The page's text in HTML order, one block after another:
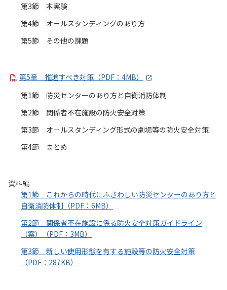
第3節 本実験
第4節 オールスタンディングのあり方
第5節 その他の課題
第5章 推進すべき対策（PDF：4MB）
第1節 防災センターのあり方と自衛消防体制
第2節 関係者不在施設の防火安全対策
第3節 オールスタンディング形式の劇場等の防火安全対策
第4節 まとめ
資料編
第1節 これからの時代にふさわしい防災センターのあり方と
自衛消防体制（PDF：6MB）
第2節 関係者不在施設に係る防火安全対策ガイドライン
（案）（PDF：3MB）
第3節 新しい使用形態を有する施設等の防火安全対策
（PDF：287KB）